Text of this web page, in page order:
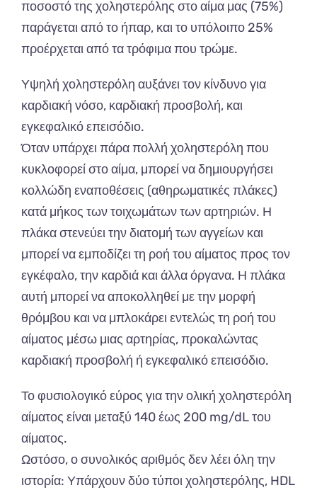
ποσοστό της χοληστερόλης στο αίμα μας (75%)
παράγεται από το ήπαρ, και το υπόλοιπο 25%
προέρχεται από τα τρόφιμα που τρώμε.
Υψηλή χοληστερόλη αυξάνει τον κίνδυνο για
καρδιακή νόσο, καρδιακή προσβολή, και
εγκεφαλικό επεισόδιο.
Όταν υπάρχει πάρα πολλή χοληστερόλη που
κυκλοφορεί στο αίμα, μπορεί να δημιουργήσει
κολλώδη εναποθέσεις (αθηρωματικές πλάκες)
κατά μήκος των τοιχωμάτων των αρτηριών. Η
πλάκα στενεύει την διατομή των αγγείων και
μπορεί να εμποδίζει τη ροή του αίματος προς τον
εγκέφαλο, την καρδιά και άλλα όργανα. Η πλάκα
αυτή μπορεί να αποκολληθεί με την μορφή
θρόμβου και να μπλοκάρει εντελώς τη ροή του
αίματος μέσω μιας αρτηρίας, προκαλώντας
καρδιακή προσβολή ή εγκεφαλικό επεισόδιο.
Το φυσιολογικό εύρος για την ολική χοληστερόλη
αίματος είναι μεταξύ 140 έως 200 mg/dL του
αίματος.
Ωστόσο, ο συνολικός αριθμός δεν λέει όλη την
ιστορία: Υπάρχουν δύο τύποι χοληστερόλης, HDL